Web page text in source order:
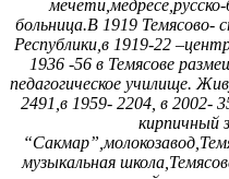
больница.В 1919 Темясово-
Республики,в 1919-22
1936 -56 в Темясове
педагогическое училище.
2491,в 1959- 2204, в 2002-
кирпичный
музыкальная